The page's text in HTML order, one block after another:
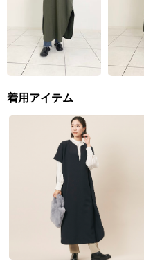
着用アイテム